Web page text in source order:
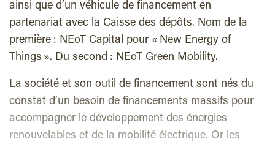
ainsi que d’un véhicule de financement en
partenariat avec la Caisse des dépôts. Nom de la
première : NEoT Capital pour « New Energy of
Things ». Du second : NEoT Green Mobility.
La société et son outil de financement sont nés du
constat d’un besoin de financements massifs pour
accompagner le développement des énergies
renouvelables et de la mobilité électrique. Or les